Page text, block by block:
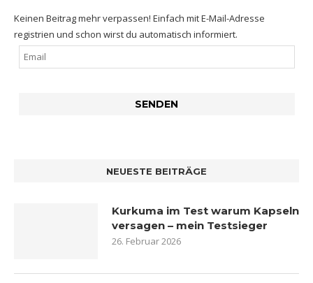
Keinen Beitrag mehr verpassen! Einfach mit E-Mail-Adresse
registrien und schon wirst du automatisch informiert.
NEUESTE BEITRÄGE
Kurkuma im Test warum Kapseln
versagen – mein Testsieger
26. Februar 2026